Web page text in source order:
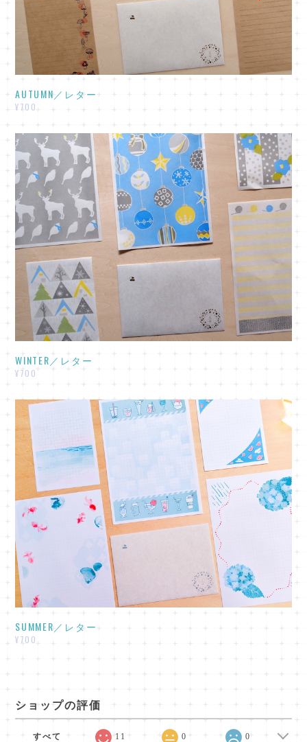
AUTUMN／レター
¥700
WINTER／レター
¥700
SUMMER／レター
¥700
ショップの評価
すべて 11 0 0